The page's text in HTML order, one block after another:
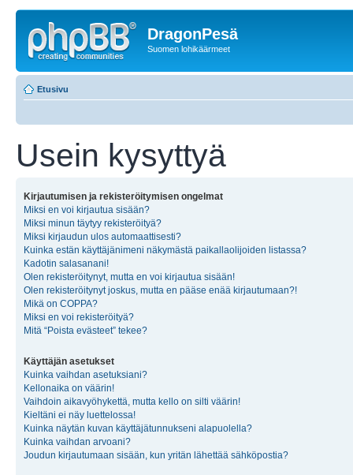
DragonPesä
Suomen lohikäärmeet
Etusivu
Usein kysyttyä
Kirjautumisen ja rekisteröitymisen ongelmat
Miksi en voi kirjautua sisään?
Miksi minun täytyy rekisteröityä?
Miksi kirjaudun ulos automaattisesti?
Kuinka estän käyttäjänimeni näkymästä paikallaolijoiden listassa?
Kadotin salasanani!
Olen rekisteröitynyt, mutta en voi kirjautua sisään!
Olen rekisteröitynyt joskus, mutta en pääse enää kirjautumaan?!
Mikä on COPPA?
Miksi en voi rekisteröityä?
Mitä “Poista evästeet” tekee?
Käyttäjän asetukset
Kuinka vaihdan asetuksiani?
Kellonaika on väärin!
Vaihdoin aikavyöhykettä, mutta kello on silti väärin!
Kieltäni ei näy luettelossa!
Kuinka näytän kuvan käyttäjätunnukseni alapuolella?
Kuinka vaihdan arvoani?
Joudun kirjautumaan sisään, kun yritän lähettää sähköpostia?